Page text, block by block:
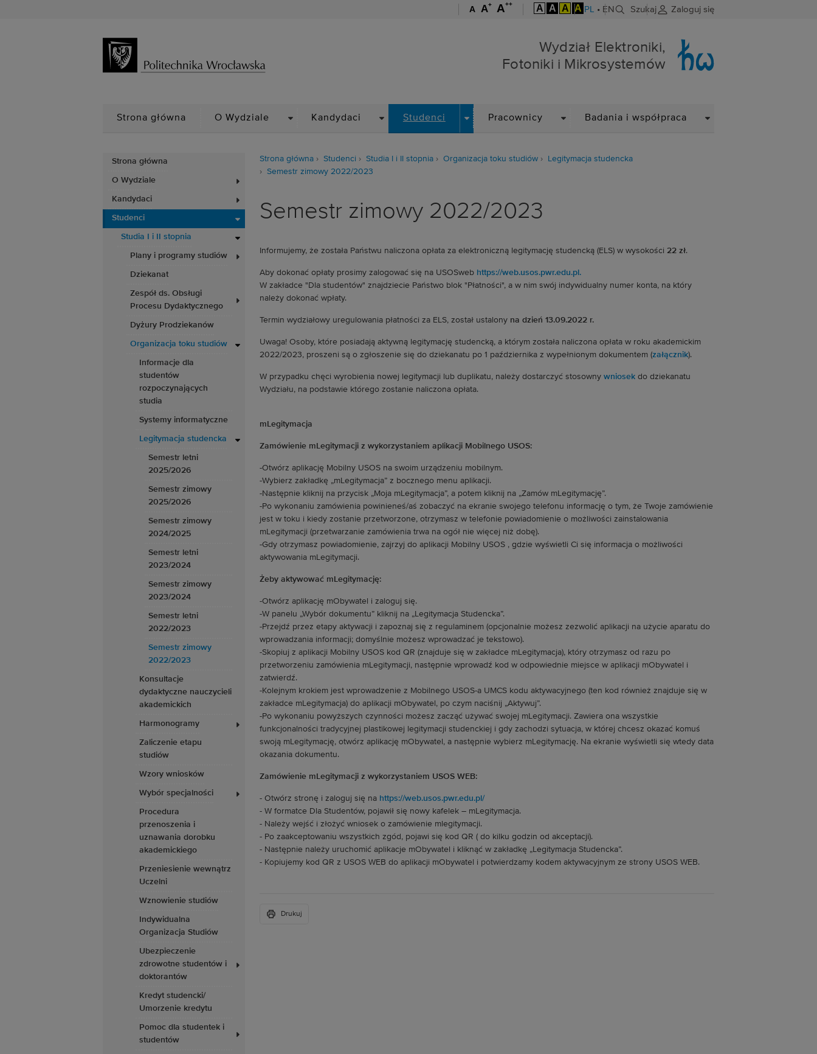
A A+ A++ A A A A PL • EN Szukaj Zaloguj się
Wydział Elektroniki, Fotoniki i Mikrosystemów
Wydział Elektroniki,
Fotoniki i Mikrosystemów
Strona główna O Wydziale Kandydaci Studenci
DROPDOWN
Pracownicy Badania i współpraca
Strona główna
O Wydziale
Kandydaci
Studenci
Studia I i II stopnia
Plany i programy studiów
Dziekanat
Zespół ds. Obsługi
Procesu Dydaktycznego
Dyżury Prodziekanów
Organizacja toku studiów
Informacje dla
studentów
rozpoczynających
studia
Systemy informatyczne
Legitymacja studencka
Semestr letni
2025/2026
Semestr zimowy
2025/2026
Semestr zimowy
2024/2025
Semestr letni
2023/2024
Semestr zimowy
2023/2024
Semestr letni
2022/2023
Semestr zimowy
2022/2023
Konsultacje
dydaktyczne nauczycieli
akademickich
Harmonogramy
Zaliczenie etapu
studiów
Wzory wniosków
Wybór specjalności
Procedura
przenoszenia i
uznawania dorobku
akademickiego
Przeniesienie wewnątrz
Uczelni
Wznowienie studiów
Indywidualna
Organizacja Studiów
Ubezpieczenie
zdrowotne studentów i
doktorantów
Kredyt studencki/
Umorzenie kredytu
Pomoc dla studentek i
studentów
Strona główna Studenci Studia I i II stopnia Organizacja toku studiów
Legitymacja studencka
Semestr zimowy 2022/2023
Semestr zimowy 2022/2023
Informujemy, że została Państwu naliczona opłata za elektroniczną legitymację studencką (ELS) w wysokości 22 zł.
Aby dokonać opłaty prosimy zalogować się na USOSweb https://web.usos.pwr.edu.pl.
W zakładce "Dla studentów" znajdziecie Państwo blok "Płatności", a w nim swój indywidualny numer konta, na który
należy dokonać wpłaty.
Termin wydziałowy uregulowania płatności za ELS, został ustalony na dzień 13.09.2022 r.
Uwaga! Osoby, które posiadają aktywną legitymację studencką, a którym została naliczona opłata w roku akademickim
2022/2023, proszeni są o zgłoszenie się do dziekanatu po 1 października z wypełnionym dokumentem (załącznik).
W przypadku chęci wyrobienia nowej legitymacji lub duplikatu, należy dostarczyć stosowny wniosekdo dziekanatu
Wydziału, na podstawie którego zostanie naliczona opłata.
mLegitymacja
Zamówienie mLegitymacji z wykorzystaniem aplikacji Mobilnego USOS:
-Otwórz aplikację Mobilny USOS na swoim urządzeniu mobilnym.
-Wybierz zakładkę „mLegitymacja” z bocznego menu aplikacji.
-Następnie kliknij na przycisk „Moja mLegitymacja”, a potem kliknij na „Zamów mLegitymację”.
-Po wykonaniu zamówienia powinieneś/aś zobaczyć na ekranie swojego telefonu informację o tym, że Twoje zamówienie
jest w toku i kiedy zostanie przetworzone, otrzymasz w telefonie powiadomienie o możliwości zainstalowania
mLegitymacji (przetwarzanie zamówienia trwa na ogół nie więcej niż dobę).
-Gdy otrzymasz powiadomienie, zajrzyj do aplikacji Mobilny USOS , gdzie wyświetli Ci się informacja o możliwości
aktywowania mLegitymacji.
Żeby aktywować mLegitymację:
-Otwórz aplikację mObywatel i zaloguj się.
-W panelu „Wybór dokumentu” kliknij na „Legitymacja Studencka”.
-Przejdź przez etapy aktywacji i zapoznaj się z regulaminem (opcjonalnie możesz zezwolić aplikacji na użycie aparatu do
wprowadzania informacji; domyślnie możesz wprowadzać je tekstowo).
-Skopiuj z aplikacji Mobilny USOS kod QR (znajduje się w zakładce mLegitymacja), który otrzymasz od razu po
przetworzeniu zamówienia mLegitymacji, następnie wprowadź kod w odpowiednie miejsce w aplikacji mObywatel i
zatwierdź.
-Kolejnym krokiem jest wprowadzenie z Mobilnego USOS-a UMCS kodu aktywacyjnego (ten kod również znajduje się w
zakładce mLegitymacja) do aplikacji mObywatel, po czym naciśnij „Aktywuj”.
-Po wykonaniu powyższych czynności możesz zacząć używać swojej mLegitymacji. Zawiera ona wszystkie
funkcjonalności tradycyjnej plastikowej legitymacji studenckiej i gdy zachodzi sytuacja, w której chcesz okazać komuś
swoją mLegitymację, otwórz aplikację mObywatel, a następnie wybierz mLegitymację. Na ekranie wyświetli się wtedy data
okazania dokumentu.
Zamówienie mLegitymacji z wykorzystaniem USOS WEB:
- Otwórz stronę i zaloguj się na https://web.usos.pwr.edu.pl/
- W formatce Dla Studentów, pojawił się nowy kafelek – mLegitymacja.
- Należy wejść i złożyć wniosek o zamówienie mlegitymacji.
- Po zaakceptowaniu wszystkich zgód, pojawi się kod QR ( do kilku godzin od akceptacji).
- Następnie należy uruchomić aplikacje mObywatel i kliknąć w zakładkę „Legitymacja Studencka”.
- Kopiujemy kod QR z USOS WEB do aplikacji mObywatel i potwierdzamy kodem aktywacyjnym ze strony USOS WEB.
Drukuj